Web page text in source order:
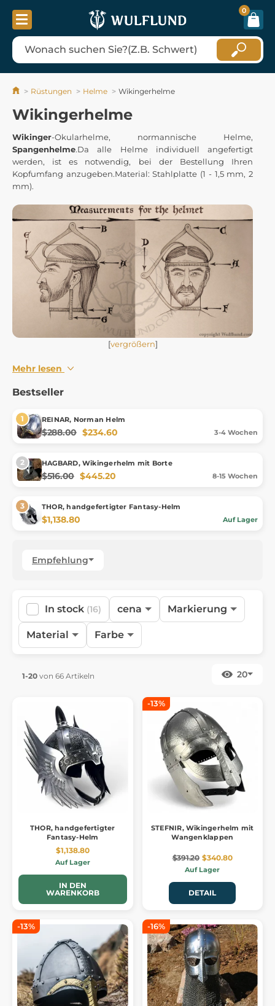
0
Rüstungen Helme Wikingerhelme
Wikingerhelme
Wikinger-Okularhelme, normannische Helme,
Spangenhelme.Da alle Helme individuell angefertigt
werden, ist es notwendig, bei der Bestellung Ihren
Kopfumfang anzugeben.Material: Stahlplatte (1 - 1,5 mm, 2
mm).
[vergrößern]
Mehr lesen
Bestseller
REINAR, Norman Helm
$288.00 $234.60 3-4 Wochen
HAGBARD, Wikingerhelm mit Borte
$516.00 $445.20 8-15 Wochen
THOR, handgefertigter Fantasy-Helm
$1,138.80 Auf Lager
Empfehlung
In stock (16) cena Markierung
Material Farbe
1-20 von 66 Artikeln 20
THOR, handgefertigter
Fantasy-Helm
$1,138.80
Auf Lager
IN DEN
WARENKORB
-13%
STEFNIR, Wikingerhelm mit
Wangenklappen
$391.20 $340.80
Auf Lager
DETAIL
-13% -16%